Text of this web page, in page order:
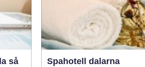
Spahotell dalarna